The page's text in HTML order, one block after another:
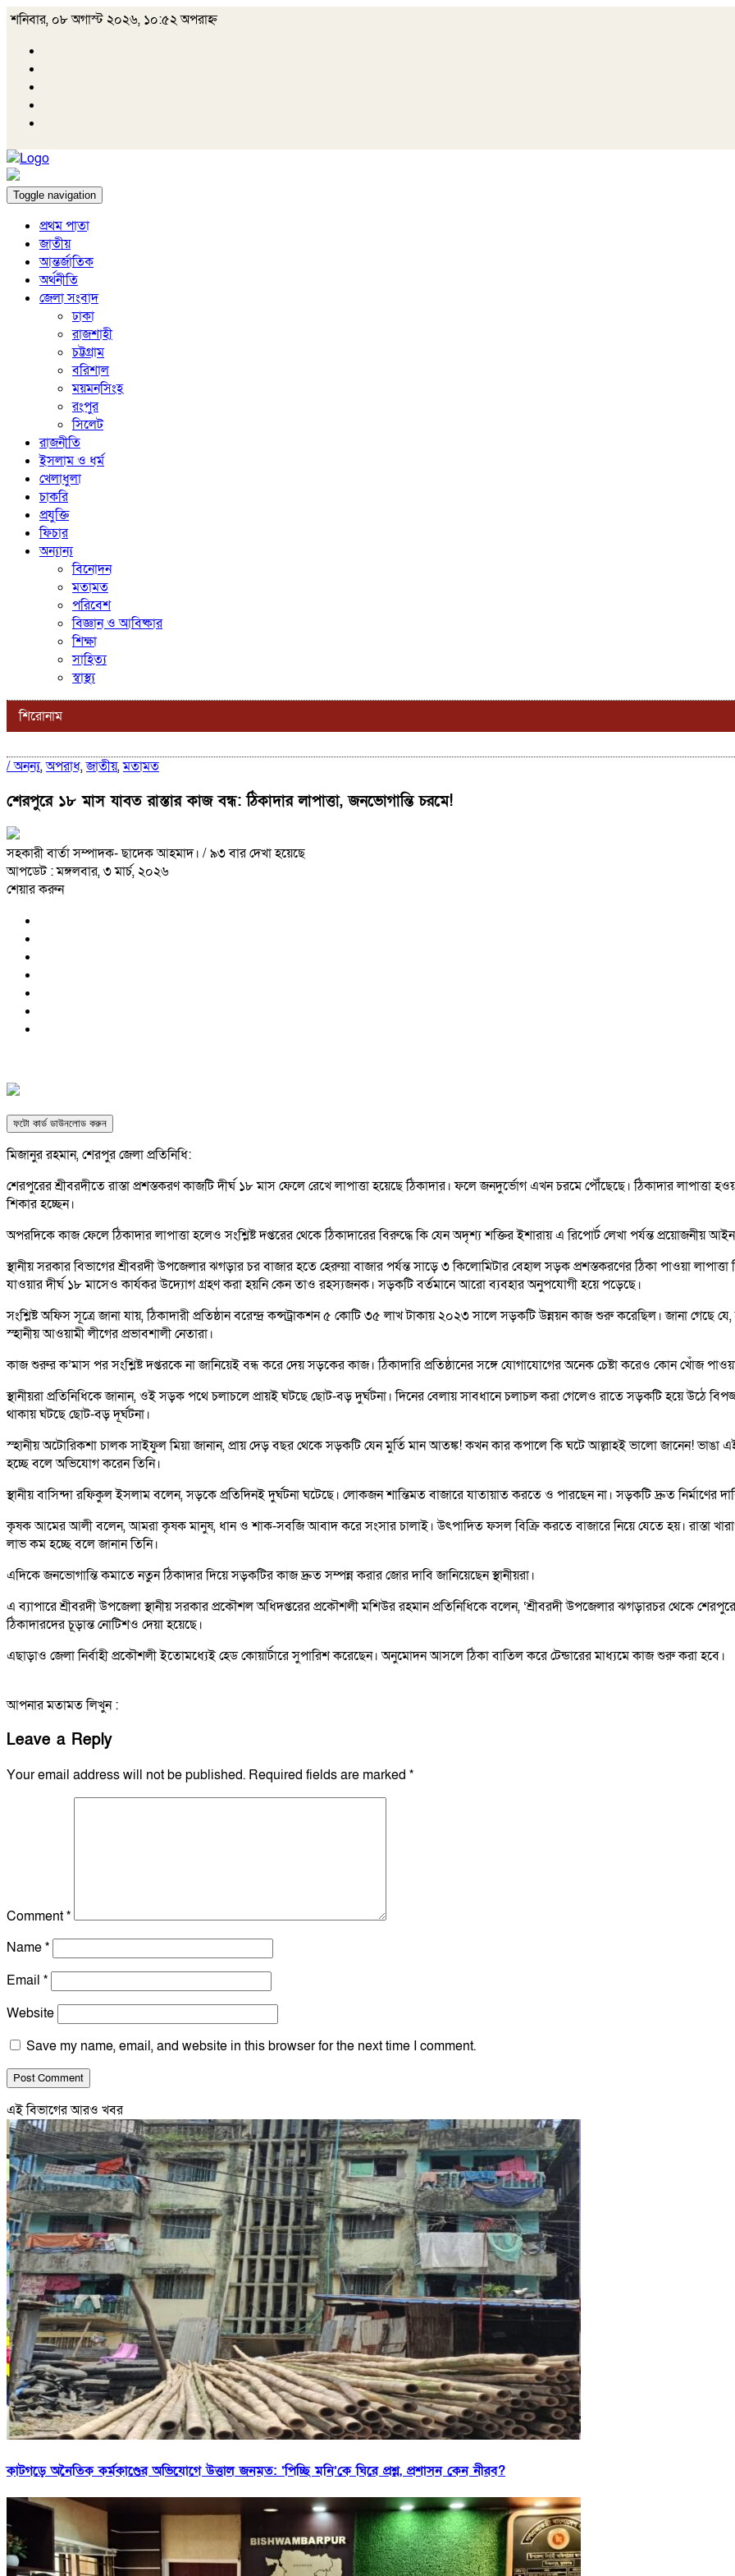
শনিবার, ০৮ অগাস্ট ২০২৬, ১০:৫২ অপরাহ্ন
Toggle navigation
প্রথম পাতা
জাতীয়
আন্তর্জাতিক
অর্থনীতি
জেলা সংবাদ
ঢাকা
রাজশাহী
চট্টগ্রাম
বরিশাল
ময়মনসিংহ
রংপুর
সিলেট
রাজনীতি
ইসলাম ও ধর্ম
খেলাধুলা
চাকরি
প্রযুক্তি
ফিচার
অন্যান্য
বিনোদন
মতামত
পরিবেশ
বিজ্ঞান ও আবিষ্কার
শিক্ষা
সাহিত্য
স্বাস্থ্য
শিরোনাম
/অনন্য,অপরাধ,জাতীয়,মতামত
শেরপুরে ১৮ মাস যাবত রাস্তার কাজ বন্ধ: ঠিকাদার লাপাত্তা, জনভোগান্তি চরমে!
সহকারী বার্তা সম্পাদক- ছাদেক আহমাদ। / ৯৩ বার দেখা হয়েছে
আপডেট : মঙ্গলবার, ৩ মার্চ, ২০২৬
শেয়ার করুন
ফটো কার্ড ডাউনলোড করুন
মিজানুর রহমান, শেরপুর জেলা প্রতিনিধি:
শেরপুরের শ্রীবরদীতে রাস্তা প্রশস্তকরণ কাজটি দীর্ঘ ১৮ মাস ফেলে রেখে লাপাত্তা হয়েছে ঠিকাদার। ফলে জনদুর্ভোগ এখন চরমে পৌঁছেছে। ঠিকাদার
শিকার হচ্ছেন।
অপরদিকে কাজ ফেলে ঠিকাদার লাপাত্তা হলেও সংশ্লিষ্ট দপ্তরের থেকে ঠিকাদারের বিরুদ্ধে কি যেন অদৃশ্য শক্তির ইশারায় এ রিপোর্ট লেখা পর্যন্ত প্রয়োজনীয়
স্থানীয় সরকার বিভাগের শ্রীবরদী উপজেলার ঝগড়ার চর বাজার হতে হেরুয়া বাজার পর্যন্ত সাড়ে ৩ কিলোমিটার বেহাল সড়ক প্রশস্তকরণের ঠিকা পাওয়া
যাওয়ার দীর্ঘ ১৮ মাসেও কার্যকর উদ্যোগ গ্রহণ করা হয়নি কেন তাও রহস্যজনক। সড়কটি বর্তমানে আরো ব্যবহার অনুপযোগী হয়ে পড়েছে।
সংশ্লিষ্ট অফিস সূত্রে জানা যায়, ঠিকাদারী প্রতিষ্ঠান বরেন্দ্র কন্সট্রাকশন ৫ কোটি ৩৫ লাখ টাকায় ২০২৩ সালে সড়কটি উন্নয়ন কাজ শুরু করেছিল। জানা গেছে
স্হানীয় আওয়ামী লীগের প্রভাবশালী নেতারা।
কাজ শুরুর ক’মাস পর সংশ্লিষ্ট দপ্তরকে না জানিয়েই বন্ধ করে দেয় সড়কের কাজ। ঠিকাদারি প্রতিষ্ঠানের সঙ্গে যোগাযোগের অনেক চেষ্টা করেও কোন খোঁজ
স্থানীয়রা প্রতিনিধিকে জানান, ওই সড়ক পথে চলাচলে প্রায়ই ঘটছে ছোট-বড় দুর্ঘটনা। দিনের বেলায় সাবধানে চলাচল করা গেলেও রাতে সড়কটি হয়ে উঠে
থাকায় ঘটছে ছোট-বড় দূর্ঘটনা।
স্হানীয় অটোরিকশা চালক সাইফুল মিয়া জানান, প্রায় দেড় বছর থেকে সড়কটি যেন মুর্তি মান আতঙ্ক! কখন কার কপালে কি ঘটে আল্লাহই ভালো জানেন! ভাঙা
হচ্ছে বলে অভিযোগ করেন তিনি।
স্থানীয় বাসিন্দা রফিকুল ইসলাম বলেন, সড়কে প্রতিদিনই দুর্ঘটনা ঘটেছে। লোকজন শান্তিমত বাজারে যাতায়াত করতে ও পারছেন না। সড়কটি দ্রুত নির্মাণের
কৃষক আমের আলী বলেন, আমরা কৃষক মানুষ, ধান ও শাক-সবজি আবাদ করে সংসার চালাই। উৎপাদিত ফসল বিক্রি করতে বাজারে নিয়ে যেতে হয়। রাস্তা
লাভ কম হচ্ছে‌ বলে জানান তিনি।
এদিকে জনভোগান্তি কমাতে নতুন ঠিকাদার দিয়ে সড়কটির কাজ দ্রুত সম্পন্ন করার জোর দাবি জানিয়েছেন স্থানীয়রা।
এ ব্যাপারে শ্রীবরদী উপজেলা স্থানীয় সরকার প্রকৌশল অধিদপ্তরের প্রকৌশলী মশিউর রহমান প্রতিনিধিকে বলেন, ‘শ্রীবরদী উপজেলার ঝগড়ারচর থেকে
ঠিকাদারদের চূড়ান্ত নোটিশও দেয়া হয়েছে।
এছাড়াও জেলা নির্বাহী প্রকৌশলী ইতোমধ্যেই হেড কোয়ার্টারে সুপারিশ করেছেন। অনুমোদন আসলে ঠিকা বাতিল করে টেন্ডারের মাধ্যমে কাজ শুরু করা হবে।
আপনার মতামত লিখুন :
Leave a Reply
Your email address will not be published. Required fields are marked *
Comment*
Name*
Email *
Website
Save my name, email, and website in this browser for the next time I comment.
এই বিভাগের আরও খবর
কাটগড়ে অনৈতিক কর্মকাণ্ডের অভিযোগে উত্তাল জনমত: ‘পিচ্ছি মনি’কে ঘিরে প্রশ্ন, প্রশাসন কেন নীরব?